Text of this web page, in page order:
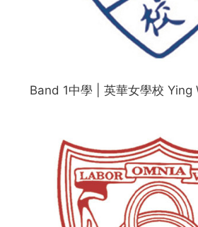
Band 1中學 | 英華女學校 Ying